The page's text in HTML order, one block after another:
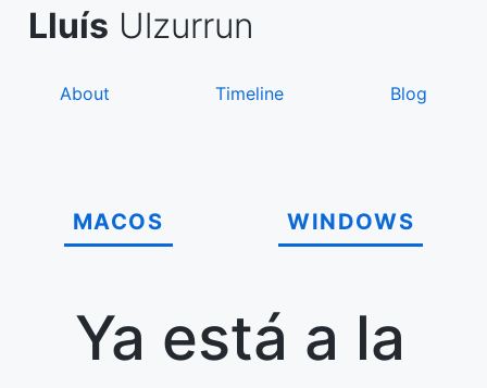
SkipLluís Ulzurrun
About Timeline Blog
MACOS WINDOWS
Ya está a la